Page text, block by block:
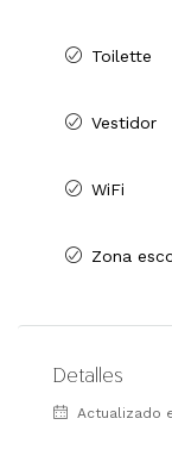
Toilette
Vestidor
WiFi
Zona
Detalles
Actualizado